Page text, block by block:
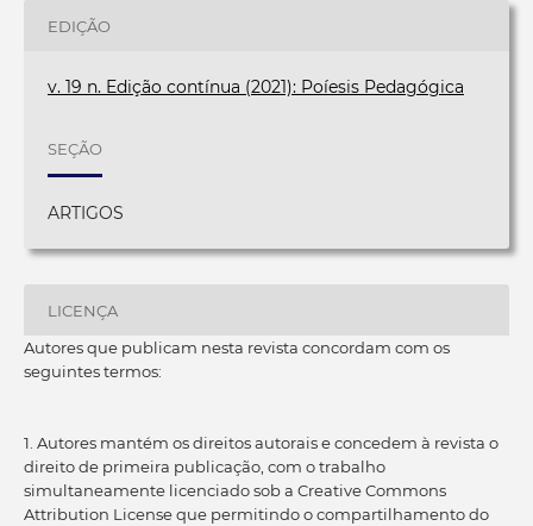
EDIÇÃO
v. 19 n. Edição contínua (2021): Poíesis Pedagógica
SEÇÃO
ARTIGOS
LICENÇA
Autores que publicam nesta revista concordam com os
seguintes termos:
1. Autores mantém os direitos autorais e concedem à revista o
direito de primeira publicação, com o trabalho
simultaneamente licenciado sob a Creative Commons
Attribution License que permitindo o compartilhamento do